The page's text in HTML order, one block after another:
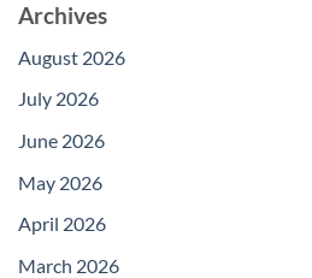
Archives
August 2026
July 2026
June 2026
May 2026
April 2026
March 2026